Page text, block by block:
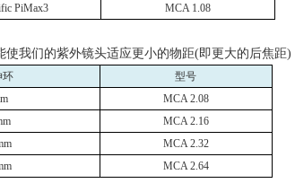
PiMax3
MCA 1.08
我们的紫外镜头适应更小的物距(即更大的后焦距)
环
型号
MCA 2.08
MCA 2.16
MCA 2.32
MCA 2.64